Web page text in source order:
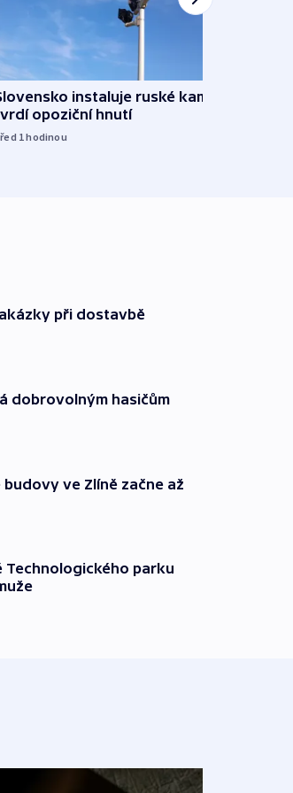
instaluje ruské kamery,
opoziční hnutí
1hodinou
při dostavbě
dobrovolným hasičům
ve Zlíně začne až
parku